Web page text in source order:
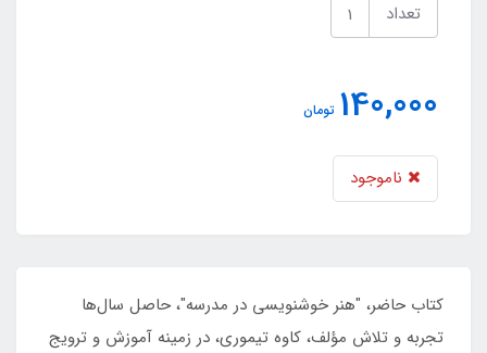
تعداد
140,000 تومان
ناموجود
کتاب حاضر، "هنر خوشنویسی در مدرسه"، حاصل سال‌ها
تجربه و تلاش مؤلف، کاوه تیموری، در زمینه آموزش و ترویج